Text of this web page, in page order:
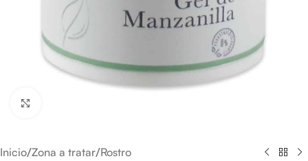
Inicio/Zona a tratar/Rostro